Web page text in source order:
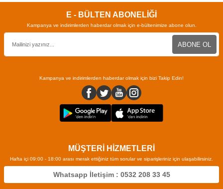
E - BÜLTEN ABONELİĞİ
Kampanya ve indirimlerden haberdar olmak için e-bültenimize abone olun.
ABONE OL
Kampanya ve indirimlerden haberdar olmak için bizi Takip Edin!
MÜŞTERİ HİZMETLERİ
Hafta içi 09:00 - 18:00 arası merak ettiğiniz tüm sorular ve siparişleriniz için ulaşabilirsiniz.
Whatsapp İletişim : 0532 208 33 45